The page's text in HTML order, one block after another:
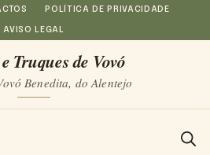
POLÍTICA DE PRIVACIDADE
AVISO LEGAL
Truques de Vovó
Benedita, do Alentejo